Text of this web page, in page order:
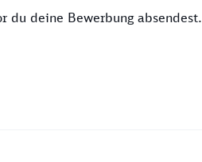
deine Bewerbung absendest.